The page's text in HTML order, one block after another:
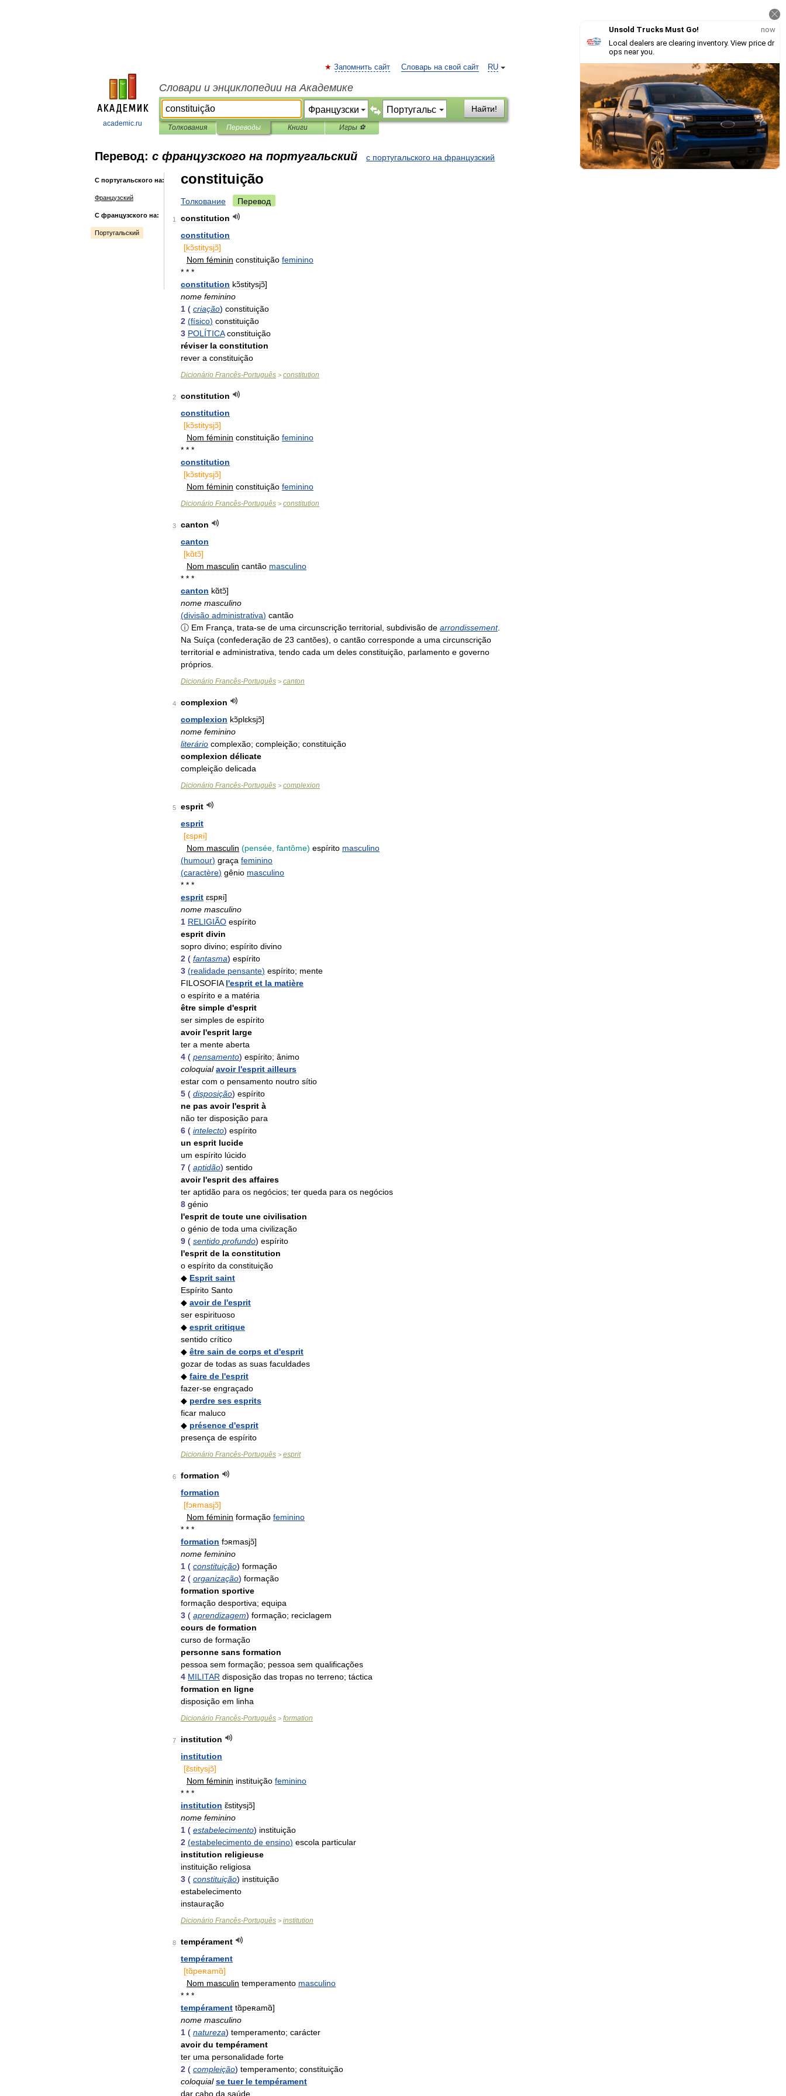
academic.ru
RU
Запомнить сайт Словарь на свой сайт
Словари и энциклопедии на Академике
Найти!
Толкования Переводы Книги Игры ⚽
Перевод: с французского на португальский с португальского на французский
С португальского на:
Французский
С французского на:
Португальский
constituição
Толкование Перевод
1
constitution
constitution
[kɔ̃stitysjɔ̃]
Nom féminin constituição feminino
* * *
constitution kɔ̃stitysjɔ̃]
nome feminino
1 ( criação) constituição
2 (físico) constituição
3 POLÍTICA constituição
réviser la constitution
rever a constituição
Dicionário Francês-Português > constitution
2
constitution
constitution
[kɔ̃stitysjɔ̃]
Nom féminin constituição feminino
* * *
constitution
[kɔ̃stitysjɔ̃]
Nom féminin constituição feminino
Dicionário Francês-Português > constitution
3
canton
canton
[kɑ̃tɔ̃]
Nom masculin cantão masculino
* * *
canton kɑ̃tɔ̃]
nome masculino
(divisão administrativa) cantão
ⓘ Em França trata-se de uma circunscrição territorial subdivisão de arrondissement.
Na Suíça (confederação de 23 cantões), o cantão corresponde a uma circunscrição
territorial e administrativa tendo cada um deles constituição parlamento e governo
próprios
Dicionário Francês-Português > canton
4
complexion
complexion kɔ̃plɛksjɔ̃]
nome feminino
literário complexão; compleição; constituição
complexion délicate
compleição delicada
Dicionário Francês-Português > complexion
5
esprit
esprit
[ɛspʀi]
Nom masculin (pensée fantôme) espírito masculino
(humour) graça feminino
(caractère) gênio masculino
* * *
esprit ɛspʀi]
nome masculino
1 RELIGIÃO espírito
esprit divin
sopro divino; espírito divino
2 ( fantasma) espírito
3 (realidade pensante) espírito; mente
FILOSOFIA l'esprit et la matière
o espírito e a matéria
être simple d'esprit
ser simples de espírito
avoir l'esprit large
ter a mente aberta
4 ( pensamento) espírito; ânimo
coloquial avoir l'esprit ailleurs
estar com o pensamento noutro sítio
5 ( disposição) espírito
ne pas avoir l'esprit à
não ter disposição para
6 ( intelecto) espírito
un esprit lucide
um espírito lúcido
7 ( aptidão) sentido
avoir l'esprit des affaires
ter aptidão para os negócios; ter queda para os negócios
8 génio
l'esprit de toute une civilisation
o génio de toda uma civilização
9 ( sentido profundo) espírito
l'esprit de la constitution
o espírito da constituição
◆ Esprit saint
Espírito Santo
◆ avoir de l'esprit
ser espirituoso
◆ esprit critique
sentido crítico
◆ être sain de corps et d'esprit
gozar de todas as suas faculdades
◆ faire de l'esprit
fazer-se engraçado
◆ perdre ses esprits
ficar maluco
◆ présence d'esprit
presença de espírito
Dicionário Francês-Português > esprit
6
formation
formation
[fɔʀmasjɔ̃]
Nom féminin formação feminino
* * *
formation fɔʀmasjɔ̃]
nome feminino
1 ( constituição) formação
2 ( organização) formação
formation sportive
formação desportiva; equipa
3 ( aprendizagem) formação; reciclagem
cours de formation
curso de formação
personne sans formation
pessoa sem formação; pessoa sem qualificações
4 MILITAR disposição das tropas no terreno; táctica
formation en ligne
disposição em linha
Dicionário Francês-Português > formation
7
institution
institution
[ɛ̃stitysjɔ̃]
Nom féminin instituição feminino
* * *
institution ɛ̃stitysjɔ̃]
nome feminino
1 ( estabelecimento) instituição
2 (estabelecimento de ensino) escola particular
institution religieuse
instituição religiosa
3 ( constituição) instituição
estabelecimento
instauração
Dicionário Francês-Português > institution
8
tempérament
tempérament
[tɑ̃peʀamɑ̃]
Nom masculin temperamento masculino
* * *
tempérament tɑ̃peʀamɑ̃]
nome masculino
1 ( natureza) temperamento; carácter
avoir du tempérament
ter uma personalidade forte
2 ( compleição) temperamento; constituição
coloquial se tuer le tempérament
dar cabo da saúde